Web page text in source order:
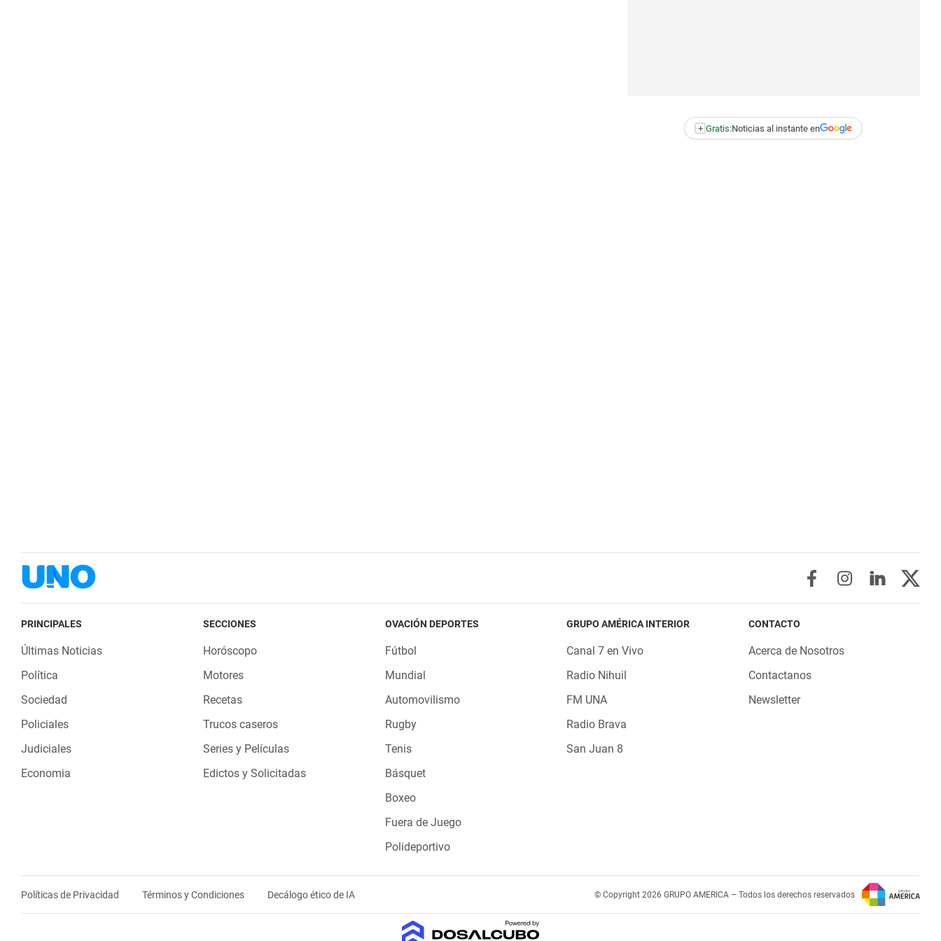
+ Gratis:Noticias al instante en
PRINCIPALES
Últimas Noticias
Política
Sociedad
Policiales
Judiciales
Economia
SECCIONES
Horóscopo
Motores
Recetas
Trucos caseros
Series y Películas
Edictos y Solicitadas
OVACIÓN DEPORTES
Fútbol
Mundial
Automovilismo
Rugby
Tenis
Básquet
Boxeo
Fuera de Juego
Polideportivo
GRUPO AMÉRICA INTERIOR
Canal 7 en Vivo
Radio Nihuil
FM UNA
Radio Brava
San Juan 8
CONTACTO
Acerca de Nosotros
Contactanos
Newsletter
Políticas de Privacidad Términos y Condiciones Decálogo ético de IA © Copyright 2026 GRUPO AMERICA – Todos los derechos reservados